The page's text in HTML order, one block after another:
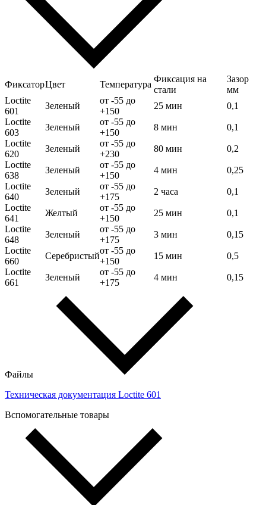
ФиксаторЦвет Температура
Фиксация на
стали
Зазор
мм
Loctite
601
Зеленый
от -55 до
+150
25 мин
0,1
Loctite
603
Зеленый
от -55 до
+150
8 мин
0,1
Loctite
620
Зеленый
от -55 до
+230
80 мин
0,2
Loctite
638
Зеленый
от -55 до
+150
4 мин
0,25
Loctite
640
Зеленый
от -55 до
+175
2 часа
0,1
Loctite
641
Желтый
от -55 до
+150
25 мин
0,1
Loctite
648
Зеленый
от -55 до
+175
3 мин
0,15
Loctite
660
Серебристый
от -55 до
+150
15 мин
0,5
Loctite
661
Зеленый
от -55 до
+175
4 мин 0,15
Файлы
Техническая документация Loctite 601
Вспомогательные товары